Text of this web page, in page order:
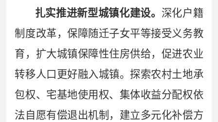
扎实推进新型城镇化建设。 深化户籍
制度改革，保障随迁子女平等接受义务教
育，扩大城镇保障性住房供给，促进农业
转移人口更好融入城镇。探索农村土地承
包权、宅基地使用权、集体收益分配权依
法自愿有偿退出机制，建立多元化补偿方